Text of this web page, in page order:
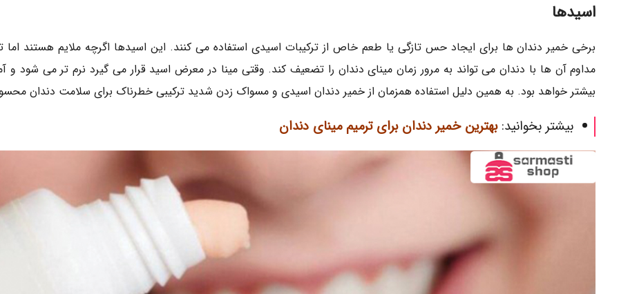
اسیدها
برخی خمیر دندان ها برای ایجاد حس تازگی یا طعم خاص از ترکیبات اسیدی استفاده می کنند. این اسیدها اگرچه ملایم هستند اما
مداوم آن ها با دندان می تواند به مرور زمان مینای دندان را تضعیف کند. وقتی مینا در معرض اسید قرار می گیرد نرم تر می شود و
بیشتر خواهد بود. به همین دلیل استفاده همزمان از خمیر دندان اسیدی و مسواک زدن شدید ترکیبی خطرناک برای سلامت دندان
بیشتر بخوانید:بهترین خمیر دندان برای ترمیم مینای دندان